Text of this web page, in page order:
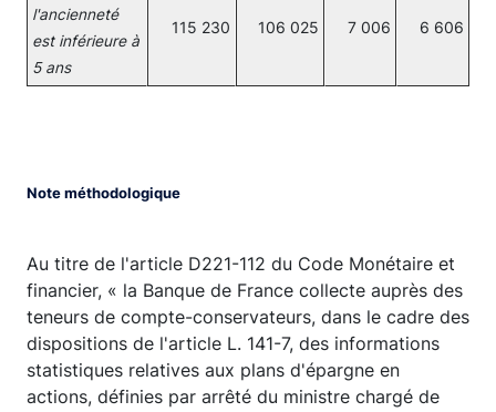
l'ancienneté
est inférieure à
5 ans
115 230 106 025 7 006 6 606
Note méthodologique
Au titre de l'article D221-112 du Code Monétaire et
financier, « la Banque de France collecte auprès des
teneurs de compte-conservateurs, dans le cadre des
dispositions de l'article L. 141-7, des informations
statistiques relatives aux plans d'épargne en
actions, définies par arrêté du ministre chargé de